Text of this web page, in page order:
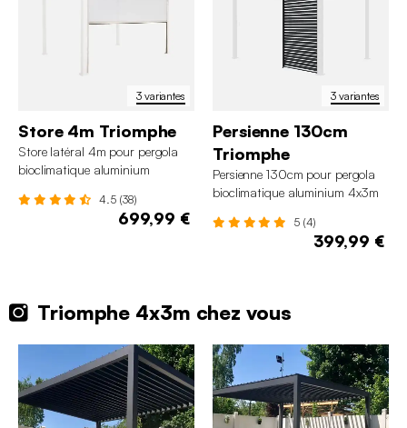
3 variantes
Store 4m Triomphe
Store latéral 4m pour pergola
bioclimatique aluminium
4.5 (38)
699,99 €
3 variantes
Persienne 130cm
Triomphe
Persienne 130cm pour pergola
bioclimatique aluminium 4x3m
5 (4)
399,99 €
Triomphe 4x3m chez vous